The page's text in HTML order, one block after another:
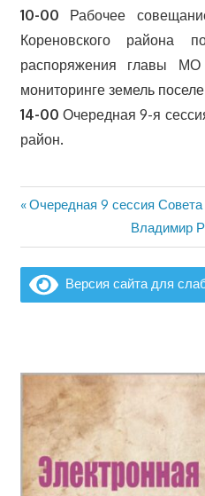
10-00 Рабочее
Кореновского района
распоряжения главы
мониторинге земель
14-00 Очередная 9-я
район.
Навигация
по
записям
Предыдущая
Очередная 9 сессия
Следующая
запись:
Владимир
Версия сайта для